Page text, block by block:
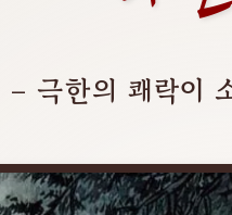
– 극한의 쾌락이